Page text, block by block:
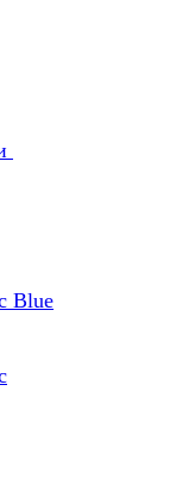
Blue